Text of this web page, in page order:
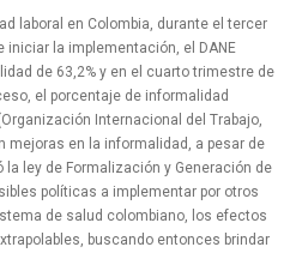
laboral en Colombia, durante el tercer
la implementación, el DANE
de 63,2% y en el cuarto trimestre de
el porcentaje de informalidad
Internacional del Trabajo,
mejoras en la informalidad, a pesar de
ley de Formalización y Generación de
políticas a implementar por otros
de salud colombiano, los efectos
buscando entonces brindar